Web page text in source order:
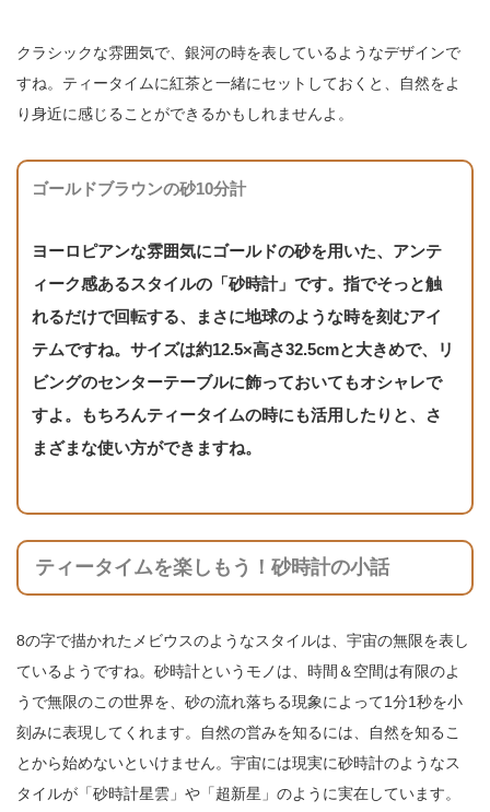
クラシックな雰囲気で、銀河の時を表しているようなデザインで
すね。ティータイムに紅茶と一緒にセットしておくと、自然をよ
り身近に感じることができるかもしれませんよ。
ゴールドブラウンの砂10分計
ヨーロピアンな雰囲気にゴールドの砂を用いた、アンテ
ィーク感あるスタイルの「砂時計」です。指でそっと触
れるだけで回転する、まさに地球のような時を刻むアイ
テムですね。サイズは約12.5×高さ32.5cmと大きめで、リ
ビングのセンターテーブルに飾っておいてもオシャレで
すよ。もちろんティータイムの時にも活用したりと、さ
まざまな使い方ができますね。
ティータイムを楽しもう！砂時計の小話
8の字で描かれたメビウスのようなスタイルは、宇宙の無限を表し
ているようですね。砂時計というモノは、時間＆空間は有限のよ
うで無限のこの世界を、砂の流れ落ちる現象によって1分1秒を小
刻みに表現してくれます。自然の営みを知るには、自然を知るこ
とから始めないといけません。宇宙には現実に砂時計のようなス
タイルが「砂時計星雲」や「超新星」のように実在しています。